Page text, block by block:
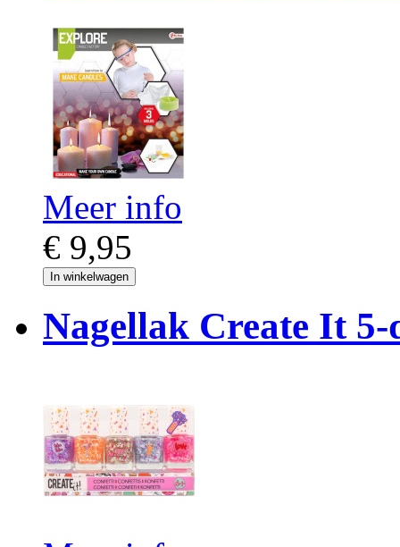
Meer info
€ 9,95
In winkelwagen
Nagellak Create It